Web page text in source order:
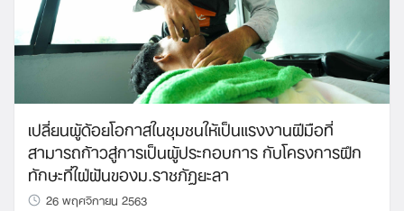
เปลี่ยนผู้ด้อยโอกาสในชุมชนให้เป็นแรงงานฝีมือที่
สามารถก้าวสู่การเป็นผู้ประกอบการ กับโครงการฝึก
ทักษะที่ใฝ่ฝันของม.ราชภัฏยะลา
26 พฤศจิกายน 2563